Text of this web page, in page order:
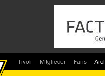
Tivoli
Mitglieder
Fans